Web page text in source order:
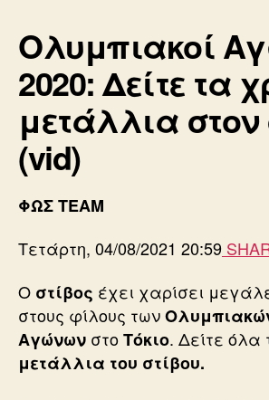
Ολυμπιακοί
2020: Δείτε τα
μετάλλια στον
(vid)
ΦΩΣ TEAM
Τετάρτη, 04/08/2021 20:59
Ο στίβος έχει χαρίσει
στους φίλους των
Αγώνων στοΤόκιο. Δείτε όλα
μετάλλια του στίβου.